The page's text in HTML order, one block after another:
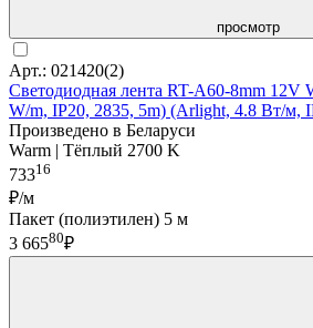
просмотр
Арт.: 021420(2)
Светодиодная лента RT-A60-8mm 12V
W/m, IP20, 2835, 5m) (Arlight, 4.8 Вт/м,
Произведено в Беларуси
Warm | Тёплый 2700 K
73316
₽/м
Пакет (полиэтилен) 5 м
3 66580₽